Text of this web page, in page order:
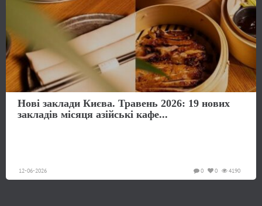
Нові заклади Києва. Травень 2026: 19 нових
закладів місяця азійські кафе...
12-06-2026 4190
0
0